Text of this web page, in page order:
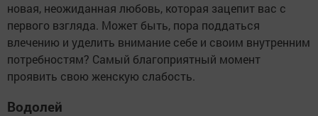
новая, неожиданная любовь, которая зацепит вас с
первого взгляда. Может быть, пора поддаться
влечению и уделить внимание себе и своим внутренним
потребностям? Самый благоприятный момент
проявить свою женскую слабость.
Водолей